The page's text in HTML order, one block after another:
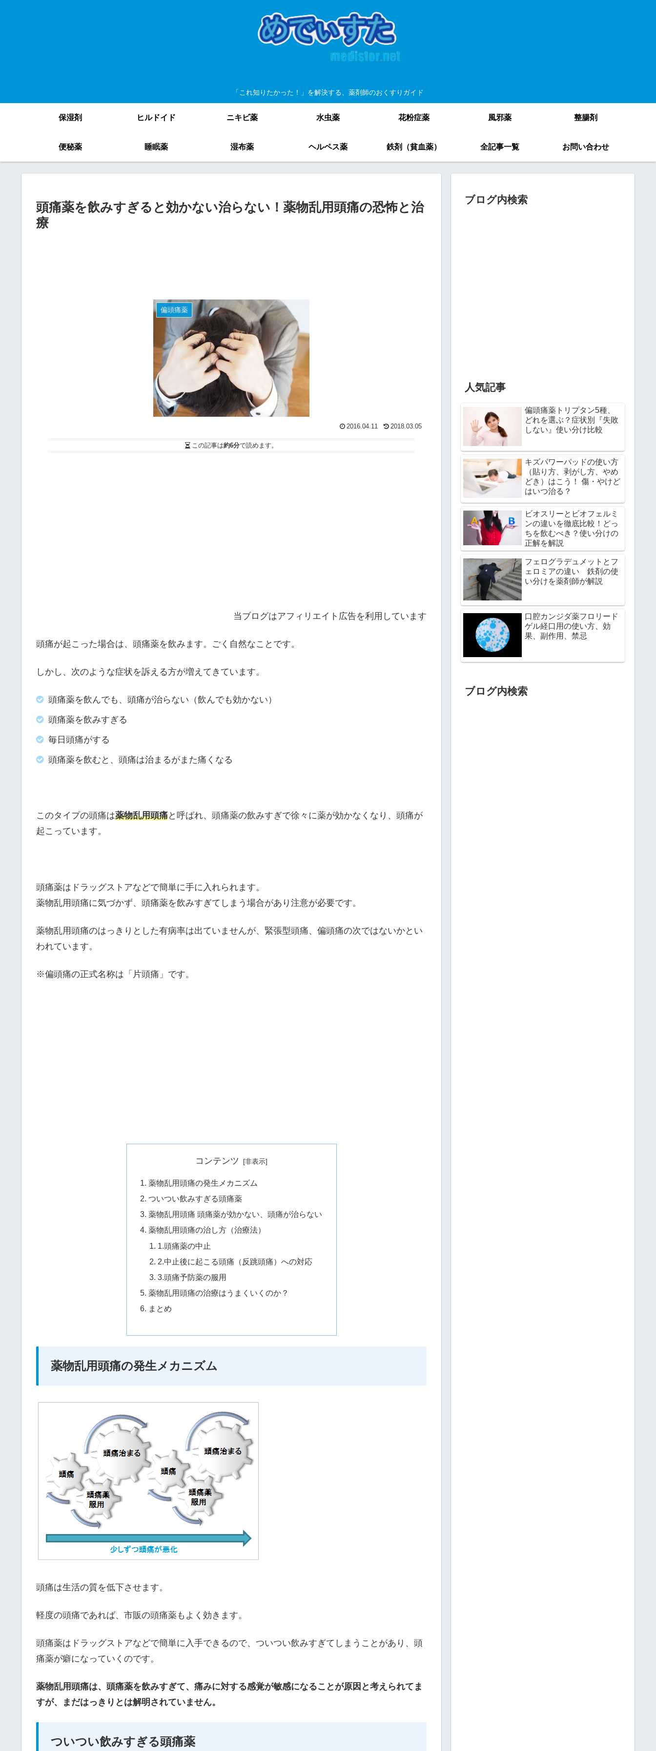
「これ知りたかった！」を解決する、薬剤師のおくすりガイド
保湿剤 ヒルドイド ニキビ薬 水虫薬 花粉症薬 風邪薬 整腸剤
便秘薬 睡眠薬 湿布薬 ヘルペス薬 鉄剤（貧血薬） 全記事一覧 お問い合わせ
頭痛薬を飲みすぎると効かない治らない！薬物乱用頭痛の恐怖と治
療
偏頭痛薬
2016.04.11 2018.03.05
この記事は約6分で読めます。
当ブログはアフィリエイト広告を利用しています
頭痛が起こった場合は、頭痛薬を飲みます。ごく自然なことです。
しかし、次のような症状を訴える方が増えてきています。
頭痛薬を飲んでも、頭痛が治らない（飲んでも効かない）
頭痛薬を飲みすぎる
毎日頭痛がする
頭痛薬を飲むと、頭痛は治まるがまた痛くなる
このタイプの頭痛は薬物乱用頭痛と呼ばれ、頭痛薬の飲みすぎで徐々に薬が効かなくなり、頭痛が
起こっています。
頭痛薬はドラッグストアなどで簡単に手に入れられます。
薬物乱用頭痛に気づかず、頭痛薬を飲みすぎてしまう場合があり注意が必要です。
薬物乱用頭痛のはっきりとした有病率は出ていませんが、緊張型頭痛、偏頭痛の次ではないかとい
われています。
※偏頭痛の正式名称は「片頭痛」です。
コンテンツ
薬物乱用頭痛の発生メカニズム
ついつい飲みすぎる頭痛薬
薬物乱用頭痛 頭痛薬が効かない、頭痛が治らない
薬物乱用頭痛の治し方（治療法）
1.頭痛薬の中止
2.中止後に起こる頭痛（反跳頭痛）への対応
3.頭痛予防薬の服用
薬物乱用頭痛の治療はうまくいくのか？
まとめ
薬物乱用頭痛の発生メカニズム
頭痛は生活の質を低下させます。
軽度の頭痛であれば、市販の頭痛薬もよく効きます。
頭痛薬はドラッグストアなどで簡単に入手できるので、ついつい飲みすぎてしまうことがあり、頭
痛薬が癖になっていくのです。
薬物乱用頭痛は、頭痛薬を飲みすぎて、痛みに対する感覚が敏感になることが原因と考えられてま
すが、まだはっきりとは解明されていません。
ついつい飲みすぎる頭痛薬
ブログ内検索
人気記事
偏頭痛薬トリプタン5種、
どれを選ぶ？症状別『失敗
しない』使い分け比較
キズパワーパッドの使い方
（貼り方、剥がし方、やめ
どき）はこう！ 傷・やけど
はいつ治る？
ビオスリーとビオフェルミ
ンの違いを徹底比較！どっ
ちを飲むべき？使い分けの
正解を解説
フェログラデュメットとフ
ェロミアの違い 鉄剤の使
い分けを薬剤師が解説
口腔カンジダ薬フロリード
ゲル経口用の使い方、効
果、副作用、禁忌
ブログ内検索